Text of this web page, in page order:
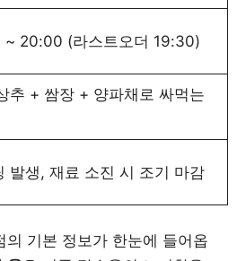
~ 20:00 (라스트오더 19:30)
추 + 쌈장 + 양파채로 싸먹는
발생, 재료 소진 시 조기 마감
의 기본 정보가 한눈에 들어옵